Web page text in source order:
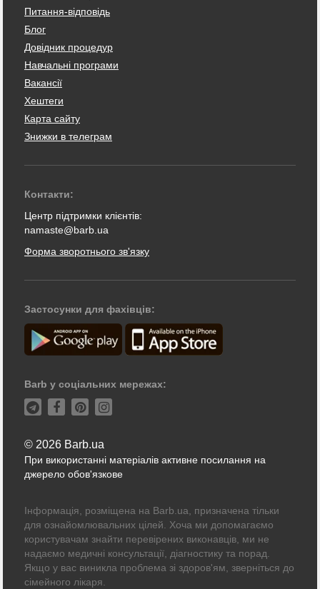
Питання-відповідь
Блог
Довідник процедур
Навчальні програми
Вакансії
Хештеги
Карта сайту
Знижки в телеграм
Контакти:
Центр підтримки клієнтів:
namaste@barb.ua
Форма зворотнього зв'язку
Застосунки для фахівців:
Barb у соціальних мережах:
© 2026 Barb.ua
При використанні матеріалів активне посилання на
джерело обов'язкове
Інформація, розміщена на Barb.ua, призначена тільки
для ознайомлювальних цілей. Хоча ми допомагаємо
користувачам знайти перевірених виконавців, ми не
надаємо медичні консультації, діагностику та порад.
Якщо у вас виникла проблема зі здоров'ям, зверніться до
сімейного лікаря.